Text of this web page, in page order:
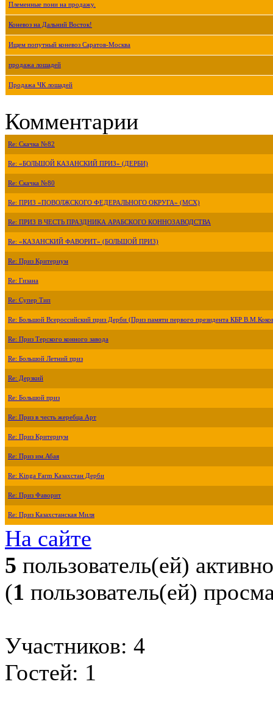
Племенные пони на продажу.
Коневоз на Дальний Восток!
Ищем попутный коневоз Саратов-Москва
продажа лошадей
Продажа ЧК лошадей
Комментарии
Re: Скачка №82
Re: «БОЛЬШОЙ КАЗАНСКИЙ ПРИЗ» (ДЕРБИ)
Re: Скачка №80
Re: ПРИЗ «ПОВОЛЖСКОГО ФЕДЕРАЛЬНОГО ОКРУГА» (МСХ)
Re: ПРИЗ В ЧЕСТЬ ПРАЗДНИКА АРАБСКОГО КОННОЗАВОДСТВА
Re: «КАЗАНСКИЙ ФАВОРИТ» (БОЛЬШОЙ ПРИЗ)
Re: Приз Критериум
Re: Гизана
Re: Супер Тип
Re: Большой Всероссийский приз Дерби (Приз памяти первого президента КБР
Re: Приз Терского конного завода
Re: Большой Летний приз
Re: Дерзкий
Re: Большой приз
Re: Приз в честь жеребца Арт
Re: Приз Критериум
Re: Приз им.Абая
Re: Kinga Farm Казахстан Дерби
Re: Приз Фаворит
Re: Приз Казахстанская Миля
На сайте
5 пользователь(ей) активно
(1 пользователь(ей)
Участников: 4
Гостей: 1